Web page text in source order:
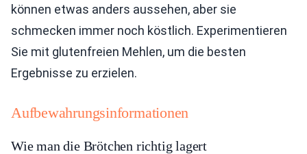
können etwas anders aussehen, aber sie
schmecken immer noch köstlich. Experimentieren
Sie mit glutenfreien Mehlen, um die besten
Ergebnisse zu erzielen.
Aufbewahrungsinformationen
Wie man die Brötchen richtig lagert